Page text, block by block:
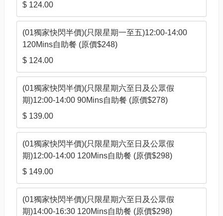
$ 124.00
(01獨家快閃半價)(只限星期一至五)12:00-14:00
120Mins自助餐 (原價$248)
$ 124.00
(01獨家快閃半價)(只限星期六至日及公眾假
期)12:00-14:00 90Mins自助餐 (原價$278)
$ 139.00
(01獨家快閃半價)(只限星期六至日及公眾假
期)12:00-14:00 120Mins自助餐 (原價$298)
$ 149.00
(01獨家快閃半價)(只限星期六至日及公眾假
期)14:00-16:30 120Mins自助餐 (原價$298)